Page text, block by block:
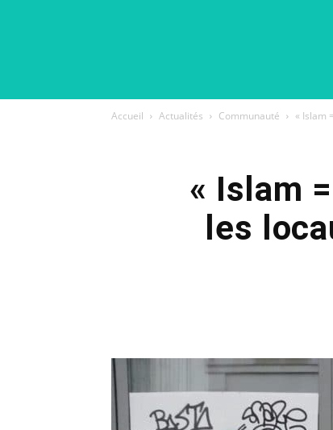
Accueil Actualités Communauté « Islam
« Islam
les